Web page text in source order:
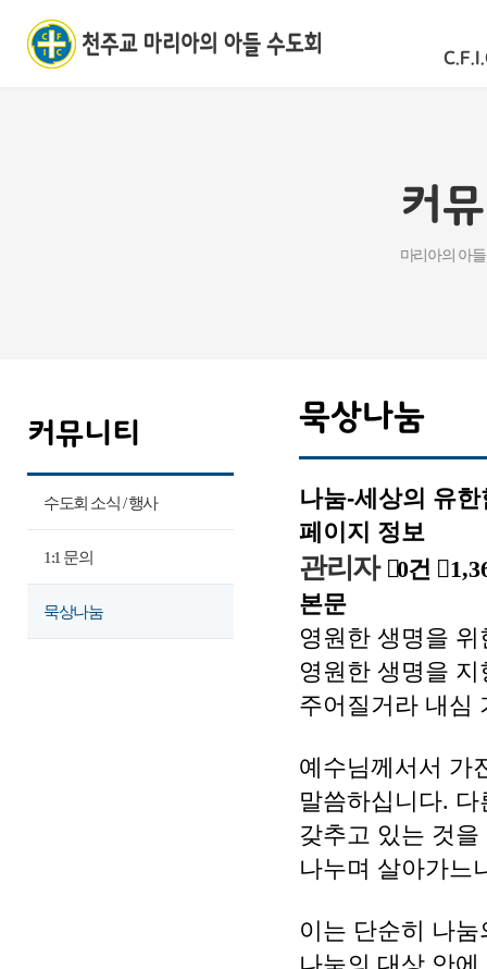
커
마리아의 아
커뮤니티
수도회 소식 / 행사
1:1 문의
묵상나눔
묵상나눔
나눔-세상의 유
페이지 정보
관리자 0건
본문
영원한 생명을
영원한 생명을
주어질거라 내심
예수님께서서 가
말씀하십니다.
갖추고 있는 것
나누며 살아가느
이는 단순히 나